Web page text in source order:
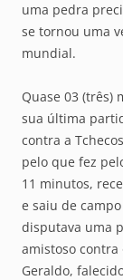
uma pedra
se tornou uma
mundial.
Quase 03 (três)
sua última
contra a
pelo que fez
11 minutos,
e saiu de
disputava uma
amistoso contra
Geraldo,